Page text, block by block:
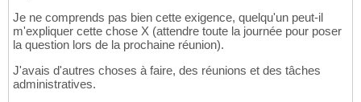
Je ne comprends pas bien cette exigence, quelqu'un peut-il
m'expliquer cette chose X (attendre toute la journée pour poser
la question lors de la prochaine réunion).
J'avais d'autres choses à faire, des réunions et des tâches
administratives.